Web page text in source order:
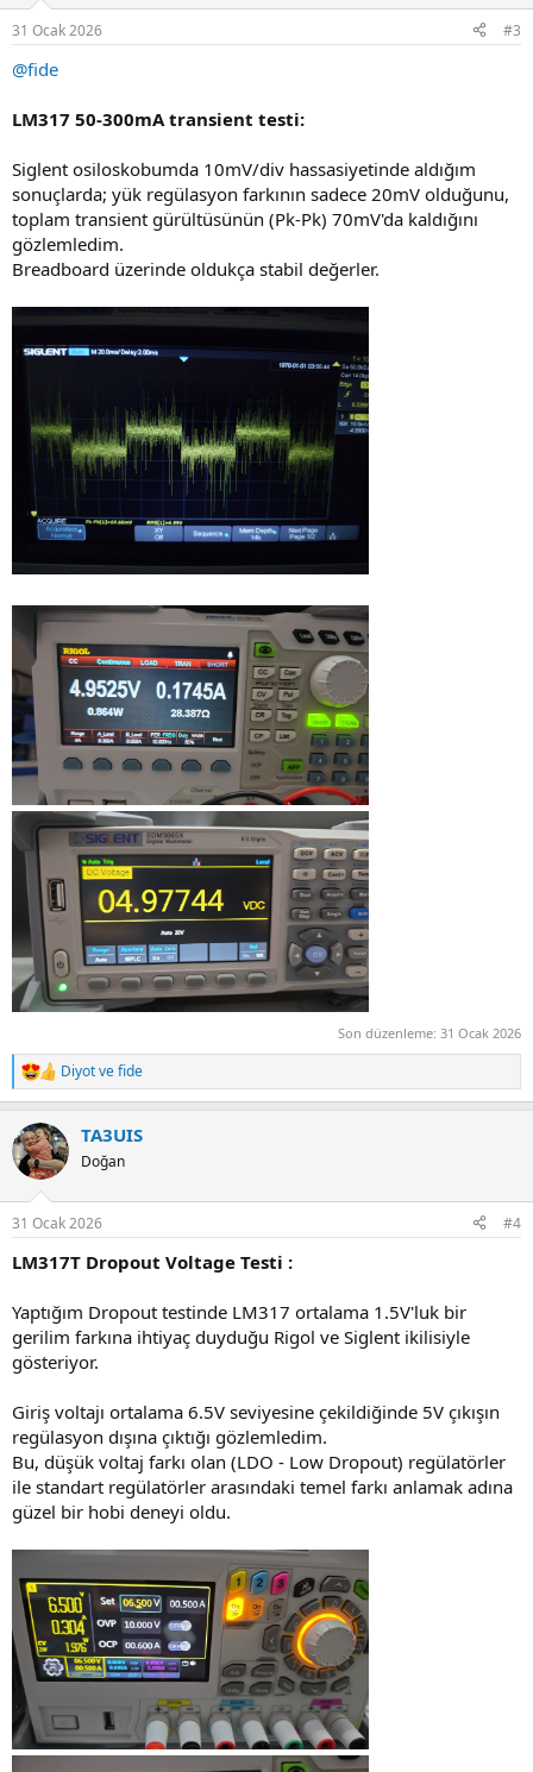
s
31 Ocak 2026 #3
@fide
LM317 50-300mA transient testi:
Siglent osiloskobumda 10mV/div hassasiyetinde aldığım
sonuçlarda; yük regülasyon farkının sadece 20mV olduğunu,
toplam transient gürültüsünün (Pk-Pk) 70mV'da kaldığını
gözlemledim.
Breadboard üzerinde oldukça stabil değerler.
Son düzenleme: 31 Ocak 2026
R
e
c
t
i
s
Diyotvefide
TA3UIS
Doğan
31 Ocak 2026 #4
LM317T Dropout Voltage Testi :
Yaptığım Dropout testinde LM317 ortalama 1.5V'luk bir
gerilim farkına ihtiyaç duyduğu Rigol ve Siglent ikilisiyle
gösteriyor.
Giriş voltajı ortalama 6.5V seviyesine çekildiğinde 5V çıkışın
regülasyon dışına çıktığı gözlemledim.
Bu, düşük voltaj farkı olan (LDO - Low Dropout) regülatörler
ile standart regülatörler arasındaki temel farkı anlamak adına
güzel bir hobi deneyi oldu.